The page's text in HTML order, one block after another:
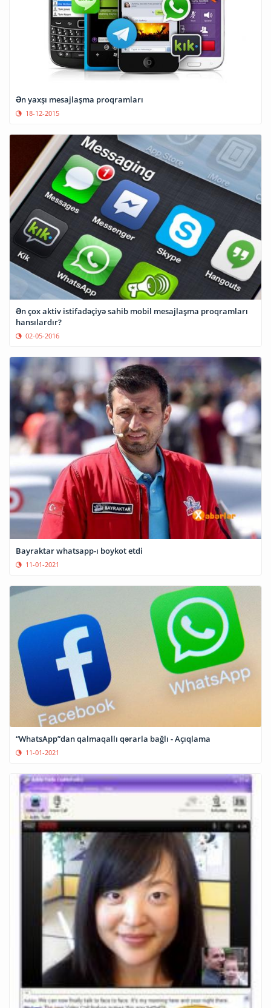
Ən yaxşı mesajlaşma proqramları
18-12-2015
Ən çox aktiv istifadəçiyə sahib mobil mesajlaşma proqramları
hansılardır?
02-05-2016
Bayraktar whatsapp-ı boykot etdi
11-01-2021
“WhatsApp”dan qalmaqallı qərarla bağlı - Açıqlama
11-01-2021